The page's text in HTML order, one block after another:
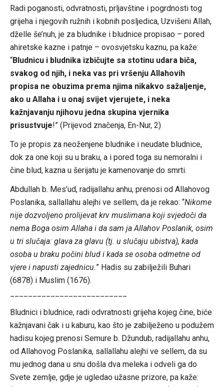
Radi poganosti, odvratnosti, prljavštine i pogrdnosti tog
grijeha i njegovih ružnih i kobnih posljedica, Uzvišeni Allah,
dželle še’nuh, je za bludnike i bludnice propisao – pored
ahiretske kazne i patnje – ovosvjetsku kaznu, pa kaže:
“Bludnicu i bludnika izbičujte sa stotinu udara biča,
svakog od njih, i neka vas pri vršenju Allahovih
propisa ne obuzima prema njima nikakvo sažaljenje,
ako u Allaha i u onaj svijet vjerujete, i neka
kažnjavanju njihovu jedna skupina vjernika
prisustvuje!” (Prijevod značenja, En-Nur, 2)
To je propis za neoženjene bludnike i neudate bludnice,
dok za one koji su u braku, a i pored toga su nemoralni i
čine blud, kazna u šerijatu je kamenovanje do smrti.
Abdullah b. Mes’ud, radijallahu anhu, prenosi od Allahovog
Poslanika, sallallahu alejhi ve sellem, da je rekao: “Nikome
nije dozvoljeno prolijevat krv muslimana koji svjedoči da
nema Boga osim Allaha i da sam ja Allahov Poslanik, osim
u tri slučaja: glava za glavu (tj. u slučaju ubistva), kada
osoba u braku počini blud i kada se osoba odmetne od
vjere i napusti zajednicu.” Hadis su zabilježili Buhari
(6878) i Muslim (1676).
Bludnici i bludnice, radi odvratnosti grijeha kojeg čine, biće
kažnjavani čak i u kaburu, kao što je zabilježeno u podužem
hadisu kojeg prenosi Semure b. Džundub, radijallahu anhu,
od Allahovog Poslanika, sallallahu alejhi ve sellem, da su
mu jednog dana u snu došla dva meleka i odveli ga do
Svete zemlje, gdje je ugledao užasne prizore, pa kaže: